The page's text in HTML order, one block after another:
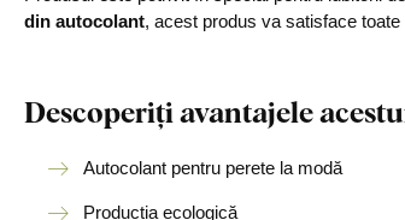
din autocolant, acest produs va satisface
Descoperiți avantajele
Autocolant pentru perete la modă
Producția ecologică